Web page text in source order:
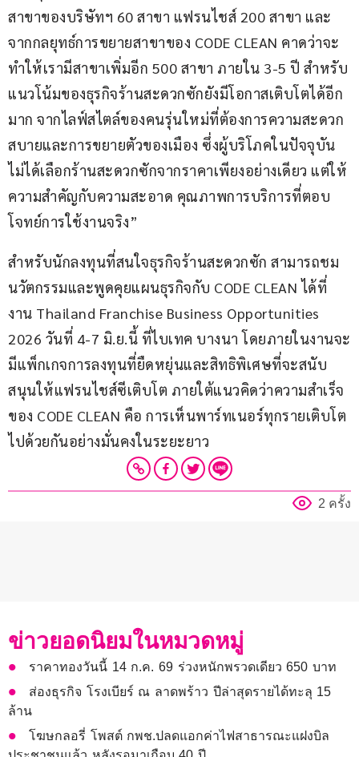
สาขาของบริษัทฯ 60 สาขา แฟรนไชส์ 200 สาขา และ
จากกลยุทธ์การขยายสาขาของ CODE CLEAN คาดว่าจะ
ทำให้เรามีสาขาเพิ่มอีก 500 สาขา ภายใน 3-5 ปี สำหรับ
แนวโน้มของธุรกิจร้านสะดวกซักยังมีโอกาสเติบโตได้อีก
มาก จากไลฟ์สไตล์ของคนรุ่นใหม่ที่ต้องการความสะดวก
สบายและการขยายตัวของเมือง ซึ่งผู้บริโภคในปัจจุบัน
ไม่ได้เลือกร้านสะดวกซักจากราคาเพียงอย่างเดียว แต่ให้
ความสำคัญกับความสะอาด คุณภาพการบริการที่ตอบ
โจทย์การใช้งานจริง”
สำหรับนักลงทุนที่สนใจธุรกิจร้านสะดวกซัก สามารถชม
นวัตกรรมและพูดคุยแผนธุรกิจกับ CODE CLEAN ได้ที่
งาน Thailand Franchise Business Opportunities
2026 วันที่ 4-7 มิ.ย.นี้ ที่ไบเทค บางนา โดยภายในงานจะ
มีแพ็กเกจการลงทุนที่ยืดหยุ่นและสิทธิพิเศษที่จะสนับ
สนุนให้แฟรนไชส์ซีเติบโต ภายใต้แนวคิดว่าความสำเร็จ
ของ CODE CLEAN คือ การเห็นพาร์ทเนอร์ทุกรายเติบโต
ไปด้วยกันอย่างมั่นคงในระยะยาว
2 ครั้ง
ข่าวยอดนิยมในหมวดหมู่
ราคาทองวันนี้ 14 ก.ค. 69 ร่วงหนักพรวดเดียว 650 บาท
ส่องธุรกิจ โรงเบียร์ ณ ลาดพร้าว ปีล่าสุดรายได้ทะลุ 15
ล้าน
โฆษกลอรี่ โพสต์ กพช.ปลดแอกค่าไฟสาธารณะแฝงบิล